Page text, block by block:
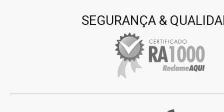
SEGURANÇA &